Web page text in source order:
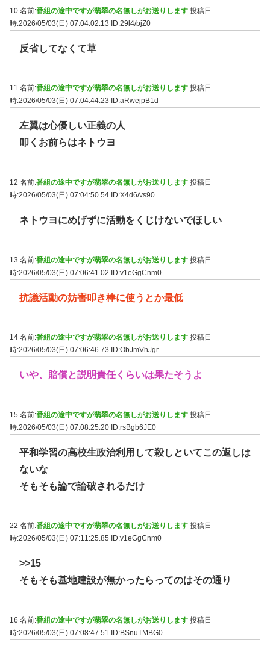
10 名前:番組の途中ですが翡翠の名無しがお送りします 投稿日
時:2026/05/03(日) 07:04:02.13 ID:29l4/bjZ0
反省してなくて草
11 名前:番組の途中ですが翡翠の名無しがお送りします 投稿日
時:2026/05/03(日) 07:04:44.23
ID:aRwejpB1d
左翼は心優しい正義の人
叩くお前らはネトウヨ
12 名前:番組の途中ですが翡翠の名無しがお送りします 投稿日
時:2026/05/03(日) 07:04:50.54 ID:X4d6/vs90
ネトウヨにめげずに活動をくじけないでほしい
13 名前:番組の途中ですが翡翠の名無しがお送りします 投稿日
時:2026/05/03(日) 07:06:41.02 ID:v1eGgCnm0
抗議活動の妨害叩き棒に使うとか最低
14 名前:番組の途中ですが翡翠の名無しがお送りします 投稿日
時:2026/05/03(日) 07:06:46.73
ID:ObJmVhJgr
いや、賠償と説明責任くらいは果たそうよ
15 名前:番組の途中ですが翡翠の名無しがお送りします 投稿日
時:2026/05/03(日) 07:08:25.20 ID:rsBgb6JE0
平和学習の高校生政治利用して殺しといてこの返しは
ないな
そもそも論で論破されるだけ
22 名前:番組の途中ですが翡翠の名無しがお送りします 投稿日
時:2026/05/03(日) 07:11:25.85
ID:v1eGgCnm0
>>15
そもそも基地建設が無かったらってのはその通り
16 名前:番組の途中ですが翡翠の名無しがお送りします 投稿日
時:2026/05/03(日) 07:08:47.51
ID:BSnuTMBG0